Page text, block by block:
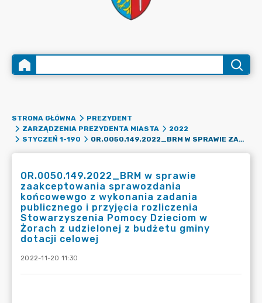
STRONA GŁÓWNA
PREZYDENT
ZARZĄDZENIA PREZYDENTA MIASTA
2022
STYCZEŃ 1-190
OR.0050.149.2022_BRM W SPRAWIE ZAAKCEPTOWANIA SPRAWOZDANIA KOŃCOWEWGO Z WYKONANIA ZADANIA PUBLICZNEGO I PRZYJĘCIA ROZLICZENIA STOWARZYSZENIA POMOCY DZIECIOM W ŻORACH Z UDZIELONEJ Z BUDŻETU GMINY DOTACJI CELOWEJ
OR.0050.149.2022_BRM w sprawie
zaakceptowania sprawozdania
końcowewgo z wykonania zadania
publicznego i przyjęcia rozliczenia
Stowarzyszenia Pomocy Dzieciom w
Żorach z udzielonej z budżetu gminy
dotacji celowej
2022-11-20 11:30